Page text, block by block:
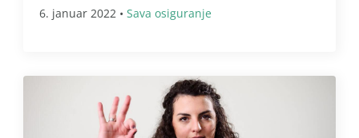
6. januar 2022 • Sava osiguranje